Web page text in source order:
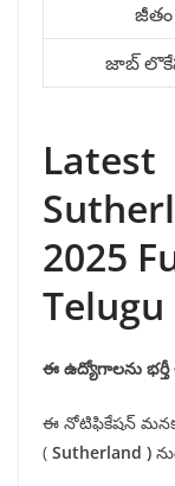
జీతం
జాబ్
Latest
2025
Telugu
ఈ ఉద్యోగాలను
ఈ నోటిఫికేషన్
( Sutherland )